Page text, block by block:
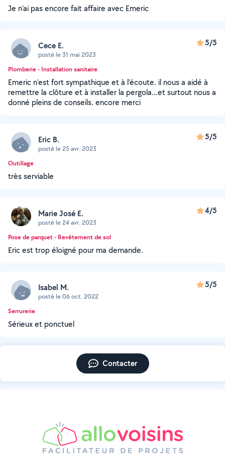
Je n’ai pas encore fait affaire avec Emeric
Cece E.
posté le 31 mai 2023
5/5
Plomberie - Installation sanitaire
Emeric n'est fort sympathique et à l'écoute. il nous a aidé à
remettre la clôture et à installer la pergola...et surtout nous a
donné pleins de conseils. encore merci
Eric B.
posté le 25 avr. 2023
5/5
Outillage
très serviable
Marie José E.
posté le 24 avr. 2023
4/5
Pose de parquet - Revêtement de sol
Eric est trop éloigné pour ma demande.
Isabel M.
posté le 06 oct. 2022
5/5
Serrurerie
Sérieux et ponctuel
Contacter